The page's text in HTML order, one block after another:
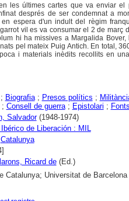
les últimes cartes que va enviar
després de ser condemnat a
en espera d'un indult del règim
vil es va consumar el 2 de març
hi ha missives a Margalida
pel mateix Puig Antich. En total,
i materials inèdits recollits en
Biografia; Presos polítics ;
Consell de guerra; Epistolari ;
Salvador(1948-1974)
de Liberación : MIL
Catalunya
Ricard de(Ed.)
Catalunya; Universitat de Barcelona